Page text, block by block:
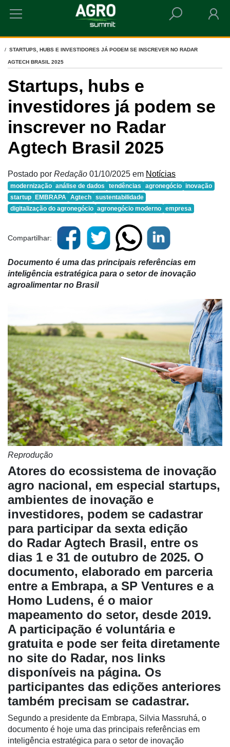
Cadastre-
se
Minha
conta
Notícias
Destaque
Mercado
Troca
HOME
STARTUPS, HUBS E INVESTIDORES JÁ PODEM SE INSCREVER NO RADAR
AGTECH BRASIL 2025
Startups, hubs e
investidores já podem se
inscrever no Radar
Agtech Brasil 2025
Postado por Redação 01/10/2025 em Notícias
modernização análise de dados tendências agronegócio inovação
startup
EMBRAPA Agtech sustentabilidade
digitalização do agronegócio agronegócio moderno empresa
Compartilhar:
Documento é uma das principais referências em
inteligência estratégica para o setor de inovação
agroalimentar no Brasil
Reprodução
Atores do ecossistema de inovação
agro nacional, em especial startups,
ambientes de inovação e
investidores, podem se cadastrar
para participar da sexta edição
do Radar Agtech Brasil, entre os
dias 1 e 31 de outubro de 2025. O
documento, elaborado em parceria
entre a Embrapa, a SP Ventures e a
Homo Ludens, é o maior
mapeamento do setor, desde 2019.
A participação é voluntária e
gratuita e pode ser feita diretamente
no site do Radar, nos links
disponíveis na página. Os
participantes das edições anteriores
também precisam se cadastrar.
Segundo a presidente da Embrapa, Silvia Massruhá, o
documento é hoje uma das principais referências em
inteligência estratégica para o setor de inovação